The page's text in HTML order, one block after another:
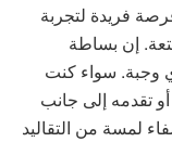
فريدة لتجربة
إن بساطة
وجبة. سواء كنت
تقدمه إلى جانب
لمسة من التقاليد